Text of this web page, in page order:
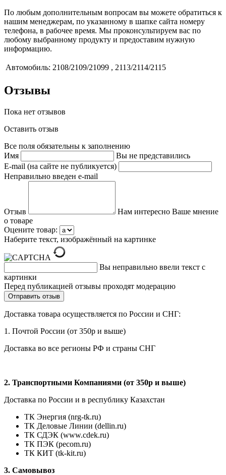
По любым дополнительным вопросам вы можете обратиться к
нашим менеджерам, по указанному в шапке сайта номеру
телефона, в рабочее время. Мы проконсультируем вас по
любому выбранному продукту и предоставим нужную
информацию.
Автомобиль: 2108/2109/21099 , 2113/2114/2115
Отзывы
Пока нет отзывов
Оставить отзыв
Все поля обязательны к заполнению
Имя
Вы не представились
E-mail (на сайте не публикуется)
Неправильно введен e-mail
Отзыв
Нам интересно Ваше мнение
о товаре
Оцените товар:
Наберите текст, изображённый на картинке
Вы неправильно ввели текст с
картинки
Перед публикацией отзывы проходят модерацию
Доставка товара осуществляется по России и СНГ:
1. Почтой России (от 350р и выше)
Доставка во все регионы РФ и страны СНГ
2. Транспортными Компаниями (от 350р и выше)
Доставка по России и в республику Казахстан
ТК Энергия (nrg-tk.ru)
ТК Деловые Линии (dellin.ru)
ТК СДЭК (www.cdek.ru)
ТК ПЭК (pecom.ru)
ТК КИТ (tk-kit.ru)
3. Самовывоз